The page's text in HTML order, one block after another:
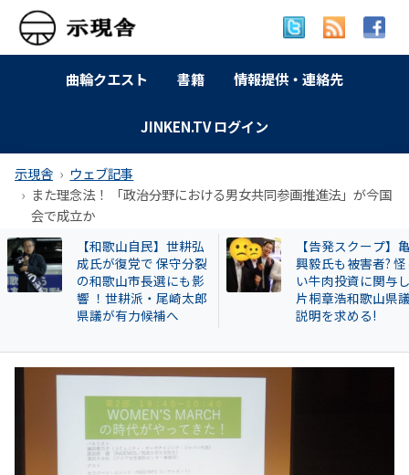
曲輪クエスト 書籍 情報提供・連絡先
JINKEN.TV ログイン
示現舎
ウェブ記事
また理念法！ 「政治分野における男女共同参画推進法」が今国
会で成立か
【和歌山自民】世耕弘
成氏が復党で 保守分裂
の和歌山市長選にも影
響 ！世耕派・尾崎太郎
県議が有力候補へ
【告発スクープ】
興毅氏も被害者? 怪
い牛肉投資に関与
片桐章浩和歌山県
説明を求める!